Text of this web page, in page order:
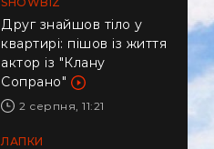
Друг знайшов тіло у
квартирі: пішов із життя
актор із "Клану
Сопрано"
2 серпня, 11:21
ЛАПКИ